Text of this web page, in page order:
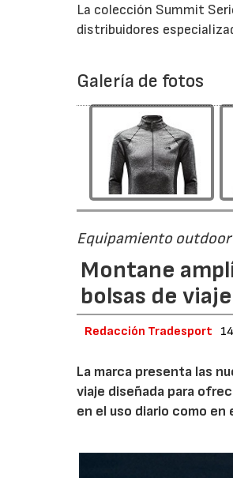
La colección Summit
distribuidores
Galería de fotos
Equipamiento outdoor
Montane
bolsas de
Redacción Tradesport
La marca presenta las
viaje diseñada para
en el uso diario como